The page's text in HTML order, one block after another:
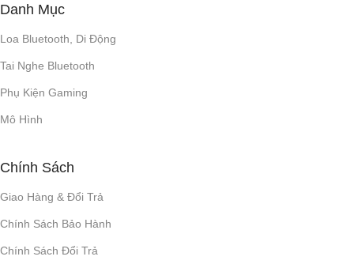
Danh Mục
Loa Bluetooth, Di Động
Tai Nghe Bluetooth
Phụ Kiện Gaming
Mô Hình
Chính Sách
Giao Hàng & Đổi Trả
Chính Sách Bảo Hành
Chính Sách Đổi Trả